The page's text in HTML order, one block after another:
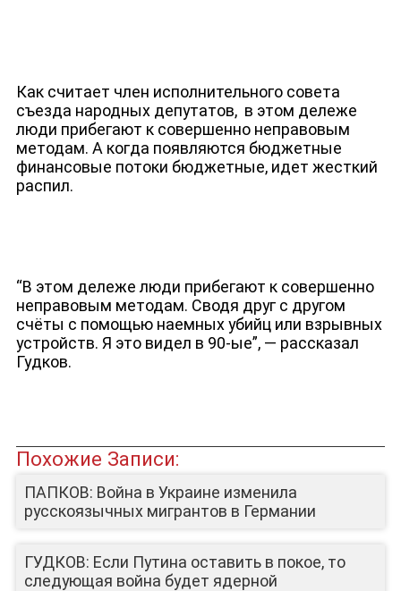
Как считает член исполнительного совета
съезда народных депутатов, в этом дележе
люди прибегают к совершенно неправовым
методам. А когда появляются бюджетные
финансовые потоки бюджетные, идет жесткий
распил.
“В этом дележе люди прибегают к совершенно
неправовым методам. Сводя друг с другом
счёты с помощью наемных убийц или взрывных
устройств. Я это видел в 90-ые”, — рассказал
Гудков.
Похожие Записи:
ПАПКОВ: Война в Украине изменила
русскоязычных мигрантов в Германии
ГУДКОВ: Если Путина оставить в покое, то
следующая война будет ядерной